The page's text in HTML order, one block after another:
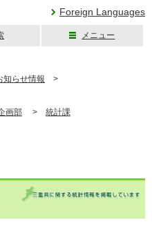
Foreign Languages
メニュー
知らせ情報 >
画部 > 統計課